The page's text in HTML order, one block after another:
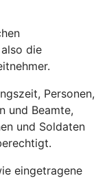
die
Personen,
und Beamte,
und Soldaten
eingetragene